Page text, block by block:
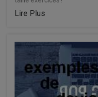
Lire Plus